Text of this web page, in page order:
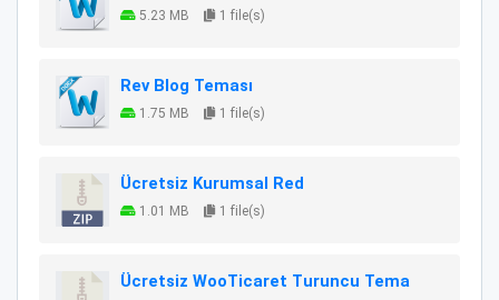
5.23 MB 1 file(s)
Rev Blog Teması
1.75 MB 1 file(s)
Ücretsiz Kurumsal Red
1.01 MB 1 file(s)
Ücretsiz WooTicaret Turuncu Tema